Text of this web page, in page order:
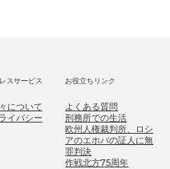
スサービス
について
イバシー
お役立ちリンク
よくある質問
刑務所での生活
欧州人権裁判所、ロシ
アのエホバの証人に無
罪判決
作戦北方75周年